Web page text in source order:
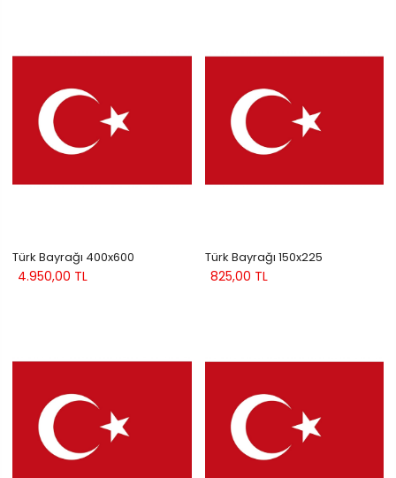
Türk Bayrağı 400x600
4.950,00 TL
Türk Bayrağı 150x225
825,00 TL